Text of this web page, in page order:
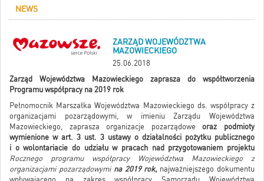
NEWS
ZARZĄD WOJEWÓDZTWA
MAZOWIECKIEGO
25.06.2018
Zarząd Województwa Mazowieckiego zaprasza do współtworzenia
Programu współpracy na 2019 rok
Pełnomocnik Marszałka Województwa Mazowieckiego ds. współpracy z
organizacjami pozarządowymi, w imieniu Zarządu Województwa
Mazowieckiego, zaprasza organizacje pozarządoweoraz podmioty
wymienione w art. 3 ust. 3 ustawy o działalności pożytku publicznego
i o wolontariacie do udziału w pracach nad przygotowaniem projektu
Rocznego programu współpracy Województwa Mazowieckiego z
organizacjami pozarządowymi na 2019 rok, najważniejszego dokumentu